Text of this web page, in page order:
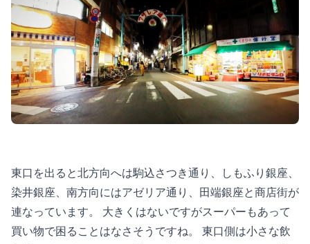
東口を出ると北方向へは駒込さつき通り、しもふり銀座、
染井銀座、南方向にはアゼリア通り、田端銀座と商店街が
連なっています。 大きくはないですがスーパーもあって
買い物で困ることはなさそうですね。 東口側は小さな飲